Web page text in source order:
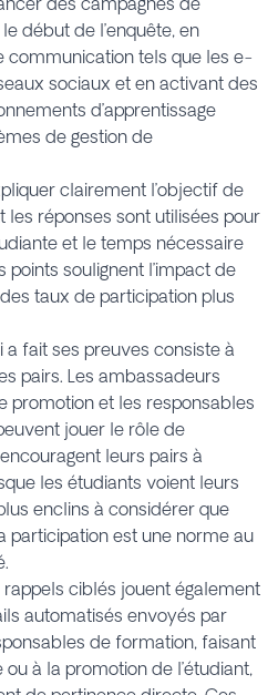
début de l’enquête, en
communication tels que les e-
sociaux et en activant des
d’apprentissage
de gestion de
clairement l’objectif de
les réponses sont utilisées pour
et le temps nécessaire
points soulignent l’impact de
taux de participation plus
fait ses preuves consiste à
pairs. Les ambassadeurs
promotion et les responsables
jouer le rôle de
leurs pairs à
les étudiants voient leurs
enclins à considérer que
participation est une norme au
rappels ciblés jouent également
automatisés envoyés par
de formation, faisant
à la promotion de l’étudiant,